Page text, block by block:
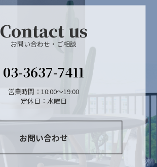
Contact us
お問い合わせ・ご相談
03-3637-7411
営業時間：10:00～19:00
定休日：水曜日
お問い合わせ